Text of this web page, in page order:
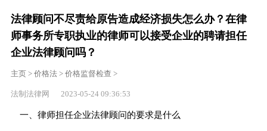
法律顾问不尽责给原告造成经济损失怎么办？在律
师事务所专职执业的律师可以接受企业的聘请担任
企业法律顾问吗？
主页> 价格法> 价格监督检查 >
法制法律网 2023-05-24 09:36:53
一、律师担任企业法律顾问的要求是什么